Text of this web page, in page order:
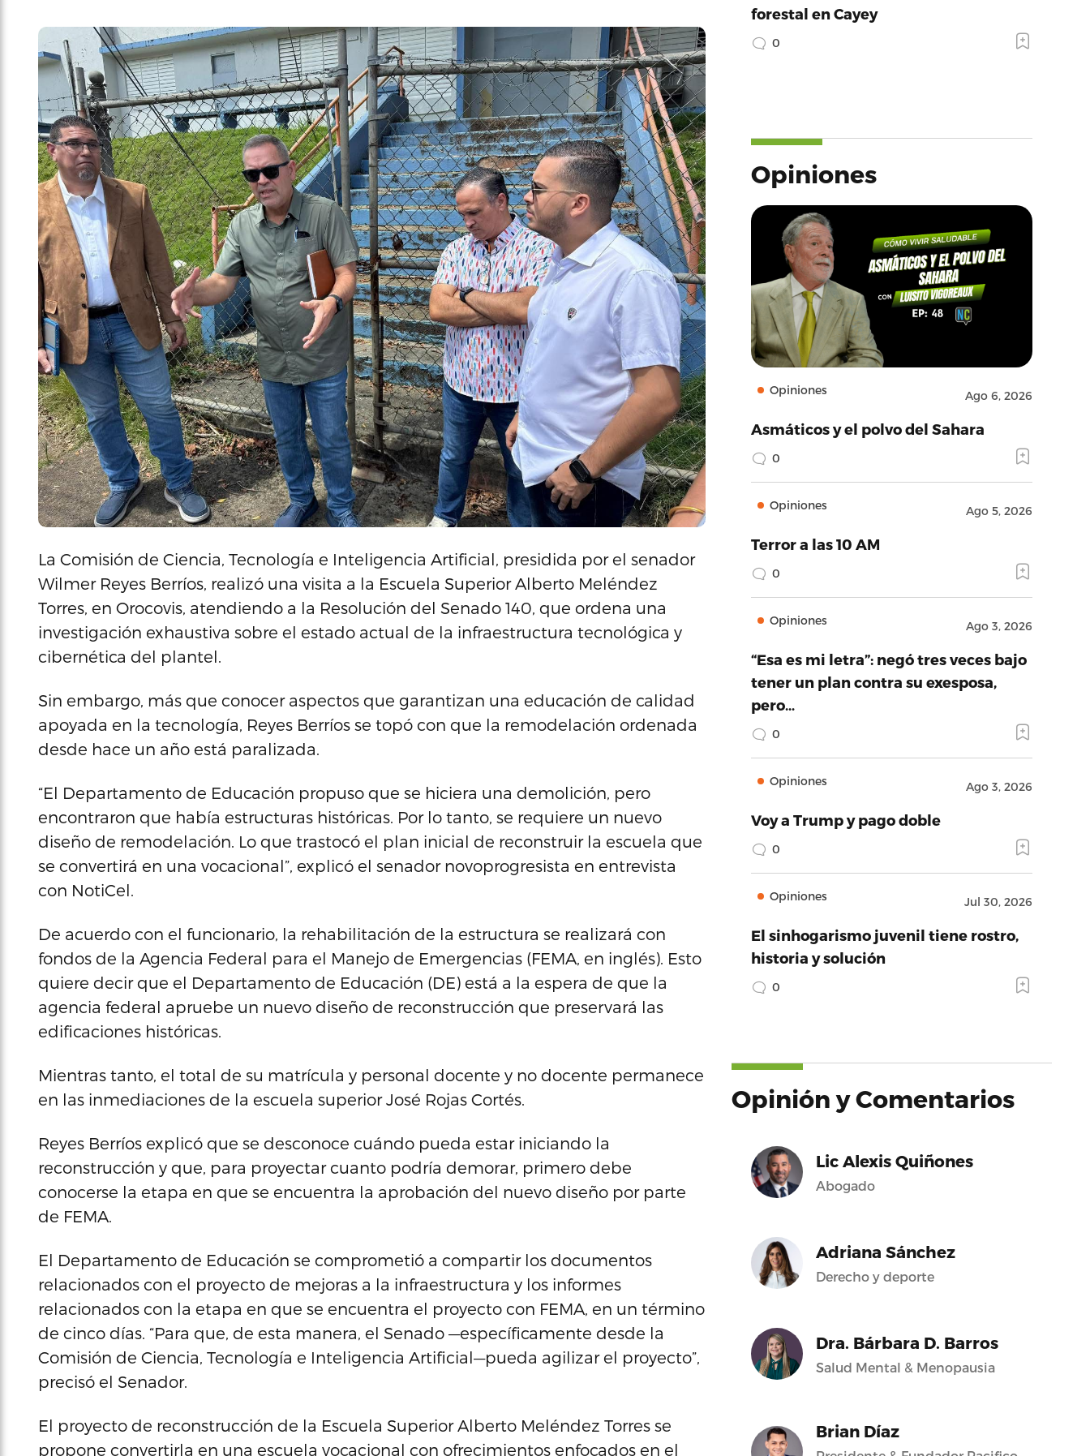
La Comisión de Ciencia, Tecnología e Inteligencia Artificial, presidida por el senador
Wilmer Reyes Berríos, realizó una visita a la Escuela Superior Alberto Meléndez
Torres, en Orocovis, atendiendo a la Resolución del Senado 140, que ordena una
investigación exhaustiva sobre el estado actual de la infraestructura tecnológica y
cibernética del plantel.
Sin embargo, más que conocer aspectos que garantizan una educación de calidad
apoyada en la tecnología, Reyes Berríos se topó con que la remodelación ordenada
desde hace un año está paralizada.
“El Departamento de Educación propuso que se hiciera una demolición, pero
encontraron que había estructuras históricas. Por lo tanto, se requiere un nuevo
diseño de remodelación. Lo que trastocó el plan inicial de reconstruir la escuela que
se convertirá en una vocacional”, explicó el senador novoprogresista en entrevista
con NotiCel.
De acuerdo con el funcionario, la rehabilitación de la estructura se realizará con
fondos de la Agencia Federal para el Manejo de Emergencias (FEMA, en inglés). Esto
quiere decir que el Departamento de Educación (DE) está a la espera de que la
agencia federal apruebe un nuevo diseño de reconstrucción que preservará las
edificaciones históricas.
Mientras tanto, el total de su matrícula y personal docente y no docente permanece
en las inmediaciones de la escuela superior José Rojas Cortés.
Reyes Berríos explicó que se desconoce cuándo pueda estar iniciando la
reconstrucción y que, para proyectar cuanto podría demorar, primero debe
conocerse la etapa en que se encuentra la aprobación del nuevo diseño por parte
de FEMA.
El Departamento de Educación se comprometió a compartir los documentos
relacionados con el proyecto de mejoras a la infraestructura y los informes
relacionados con la etapa en que se encuentra el proyecto con FEMA, en un término
de cinco días. “Para que, de esta manera, el Senado —específicamente desde la
Comisión de Ciencia, Tecnología e Inteligencia Artificial—pueda agilizar el proyecto”,
precisó el Senador.
El proyecto de reconstrucción de la Escuela Superior Alberto Meléndez Torres se
propone convertirla en una escuela vocacional con ofrecimientos enfocados en el
forestal en Cayey
0
Opiniones
Opiniones Ago 6, 2026
Asmáticos y el polvo del Sahara
0
Opiniones Ago 5, 2026
Terror a las 10 AM
0
Opiniones Ago 3, 2026
“Esa es mi letra”: negó tres veces bajo
tener un plan contra su exesposa,
pero…
0
Opiniones Ago 3, 2026
Voy a Trump y pago doble
0
Opiniones Jul 30, 2026
El sinhogarismo juvenil tiene rostro,
historia y solución
0
Opinión y Comentarios
Lic Alexis Quiñones
Abogado
Adriana Sánchez
Derecho y deporte
Dra. Bárbara D. Barros
Salud Mental & Menopausia
Brian Díaz